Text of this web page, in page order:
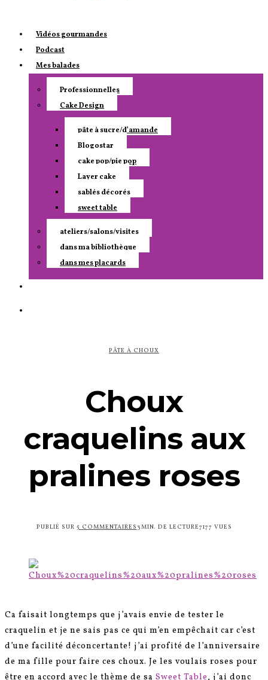
Vidéos gourmandes
Podcast
Mes balades
Professionnelles
Cake Design
pâte à sucre/d’amande
Blogostar
cake pop/pie pop
Layer cake
sablés décorés
sweet table
ateliers/salons/visites
dans ma bibliothèque
dans mes placards
PÂTE À CHOUX
Choux
craquelins aux
pralines roses
PUBLIÉ SUR 5 COMMENTAIRES 3MIN. DE LECTURE7177 VUES
Ca faisait longtemps que j’avais envie de tester le
craquelin et je ne sais pas ce qui m’en empêchait car c’est
d’une facilité déconcertante! j’ai profité de l’anniversaire
de ma fille pour faire ces choux. Je les voulais roses pour
être en accord avec le thème de sa Sweet Table, j’ai donc